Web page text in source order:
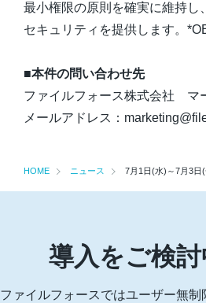
最小権限の原則を確実に維持し
セキュリティを提供します。
■本件の問い合わせ先
ファイルフォース株式会社 マ
メールアドレス：
HOME ニュース 7月1日(水)～7月3日(金) 東京ビッグサイトで
導入をご検
ファイルフォースではユーザー無